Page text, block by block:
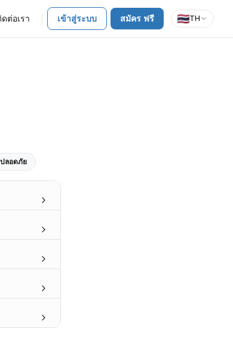
ดต่อเรา เข้าสู่ระบบ สมัคร ฟรี TH
ลอดภัย
Microsoft
ఆంగ్లేతర
วิจัย
แก้ไขที่ทำ
ตัว ไม่ว่า